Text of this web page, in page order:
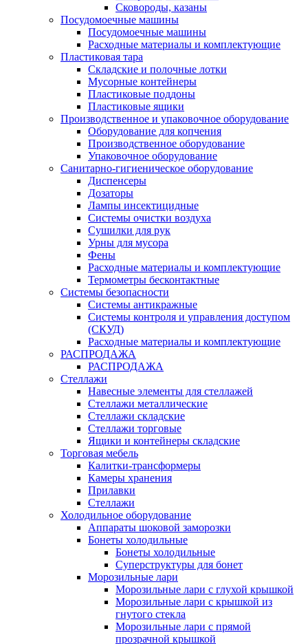
Сковороды, казаны
Посудомоечные машины
Посудомоечные машины
Расходные материалы и комплектующие
Пластиковая тара
Складские и полочные лотки
Мусорные контейнеры
Пластиковые поддоны
Пластиковые ящики
Производственное и упаковочное оборудование
Оборудование для копчения
Производственное оборудование
Упаковочное оборудование
Санитарно-гигиеническое оборудование
Диспенсеры
Дозаторы
Лампы инсектицидные
Системы очистки воздуха
Сушилки для рук
Урны для мусора
Фены
Расходные материалы и комплектующие
Термометры бесконтактные
Системы безопасности
Системы антикражные
Системы контроля и управления доступом
(СКУД)
Расходные материалы и комплектующие
РАСПРОДАЖА
РАСПРОДАЖА
Стеллажи
Навесные элементы для стеллажей
Стеллажи металлические
Стеллажи складские
Стеллажи торговые
Ящики и контейнеры складские
Торговая мебель
Калитки-трансформеры
Камеры хранения
Прилавки
Стеллажи
Холодильное оборудование
Аппараты шоковой заморозки
Бонеты холодильные
Бонеты холодильные
Суперструктуры для бонет
Морозильные лари
Морозильные лари с глухой крышкой
Морозильные лари с крышкой из
гнутого стекла
Морозильные лари с прямой
прозрачной крышкой